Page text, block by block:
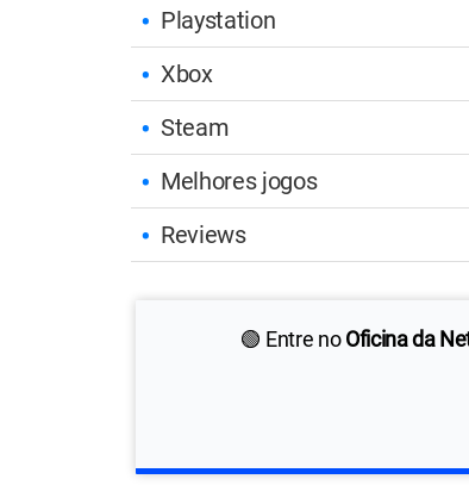
Playstation
Xbox
Steam
Melhores jogos
Reviews
🟢 Entre noOficina da